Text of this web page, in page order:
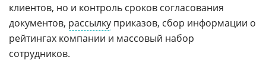
клиентов, но и контроль сроков согласования
документов, рассылку приказов, сбор информации о
рейтингах компании и массовый набор
сотрудников.